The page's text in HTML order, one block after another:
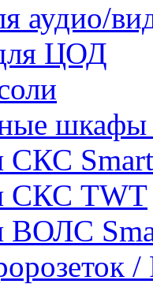
аудио/
ЦОД
шкафы
СКС
СКС TWT
ВОЛС